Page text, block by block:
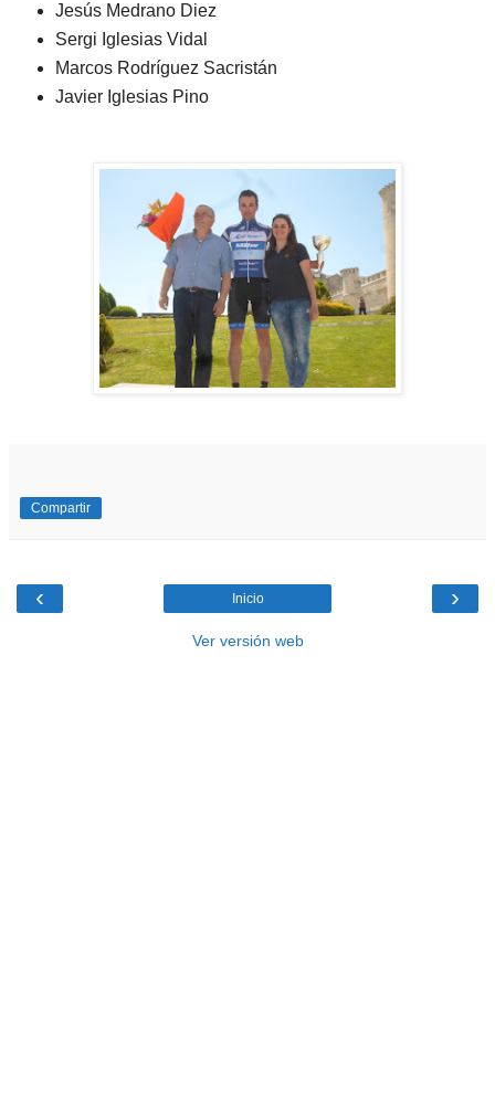
Jesús Medrano Diez
Sergi Iglesias Vidal
Marcos Rodríguez Sacristán
Javier Iglesias Pino
Compartir
‹ ›
Inicio
Ver versión web